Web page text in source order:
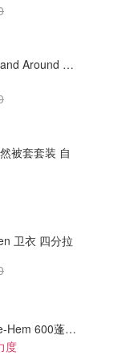
lululemon Down and Around 羽绒夹克
被套套装 自
拉
lululemon Bubble-Hem 600蓬松羽绒夹克
度